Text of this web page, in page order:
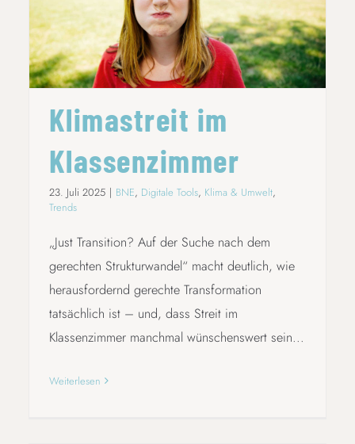
KLIMASTREIT IM KLASSENZIMMER
Klimastreit im
Klassenzimmer
23. Juli 2025 | BNE, Digitale Tools, Klima & Umwelt,
Trends
„Just Transition? Auf der Suche nach dem
gerechten Strukturwandel“ macht deutlich, wie
herausfordernd gerechte Transformation
tatsächlich ist – und, dass Streit im
Klassenzimmer manchmal wünschenswert sein...
Weiterlesen